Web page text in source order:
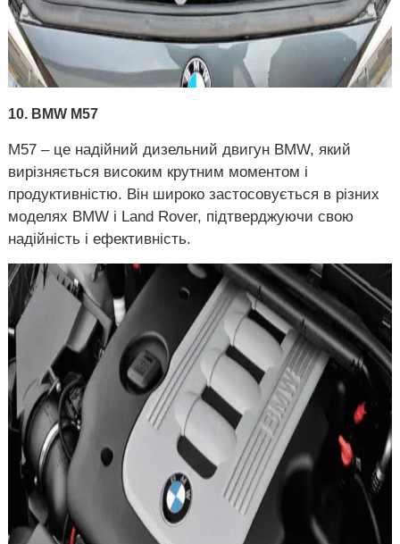
10. BMW M57
M57 – це надійний дизельний двигун BMW, який
вирізняється високим крутним моментом і
продуктивністю. Він широко застосовується в різних
моделях BMW і Land Rover, підтверджуючи свою
надійність і ефективність.